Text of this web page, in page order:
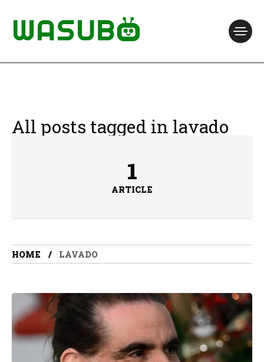
All posts tagged in lavado
1
ARTICLE
HOME LAVADO